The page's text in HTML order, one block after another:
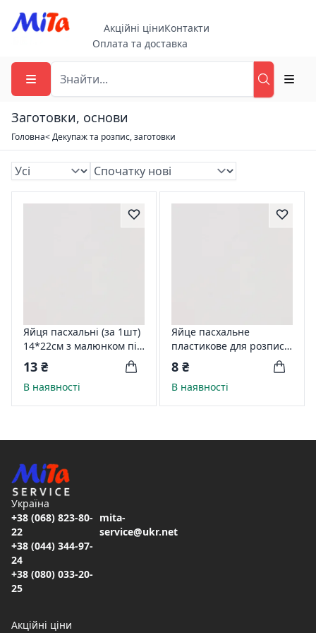
Акційні ціниКонтакти
Оплата та доставка
Заготовки, основи
Головна< Декупаж та розпис, заготовки
Яйця пасхальні (за 1шт)
14*22см з малюнком під
розпис
13 ₴
В наявності
Яйце пасхальне
пластикове для розпису,
біле
8 ₴
В наявності
Україна
+38 (068) 823-80-
22
+38 (044) 344-97-
24
+38 (080) 033-20-
25
mita-
service@ukr.net
Акційні ціни